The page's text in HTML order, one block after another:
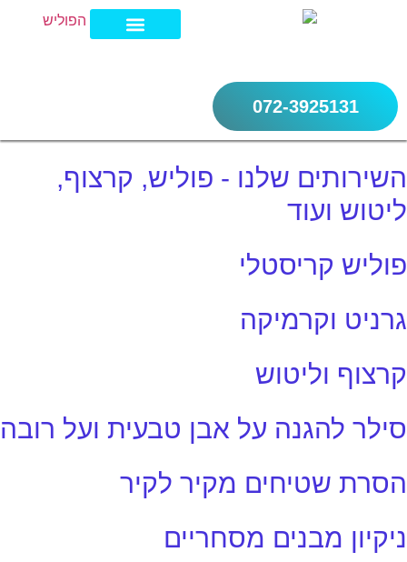
072-3925131
השירותים שלנו - פוליש, קרצוף,
ליטוש ועוד
פוליש קריסטלי
גרניט וקרמיקה
קרצוף וליטוש
סילר להגנה על אבן טבעית ועל רובה
הסרת שטיחים מקיר לקיר
ניקיון מבנים מסחריים